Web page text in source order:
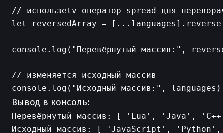
// использetv оператор spread для
let reversedArray =
console.log("Перевёрнутый массив:",
// изменяется исходный массив
Вывод в консоль:
Перевёрнутый массив: [ 'Lua', 'Java',